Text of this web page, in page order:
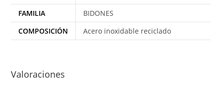
FAMILIA
BIDONES
COMPOSICIÓN
Acero inoxidable reciclado
Valoraciones